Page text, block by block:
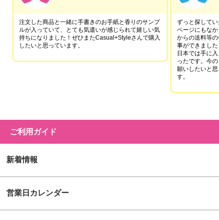
注文した商品と一緒に手書きのお手紙と香りのサンプ
ルが入っていて、とても気遣いが感じられて嬉しい気
持ちになりました！ぜひまたCasual+Styleさんで購入
したいと思っています。
ずっと探して
ページにもな
からの送料等
事ができました
日本では手に
ったです。今
願いしたいと
す。
ご利用ガイド
新着情報
営業日カレンダー